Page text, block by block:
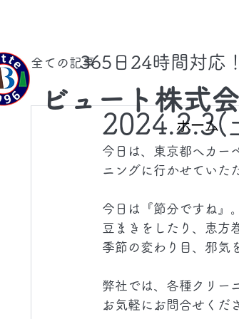
ビュート株式
​365日24時間対応！
ホーム
全ての記事
2024.2.3(
今日は、東京都へカー
ニングに行かせていた
今日は『節分ですね』。
豆まきをしたり、恵方
季節の変わり目、邪気
弊社では、各種クリー
お気軽にお問合せくだ